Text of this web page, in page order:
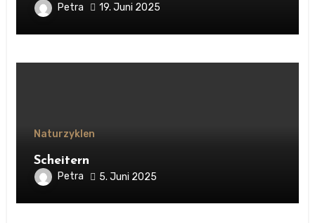
Petra 19. Juni 2025
Naturzyklen
Scheitern
Petra 5. Juni 2025